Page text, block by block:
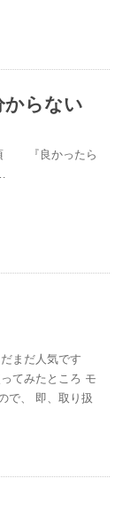
からない
頃 『良かったら
まだ人気です
てみたところ モ
で、 即、取り扱